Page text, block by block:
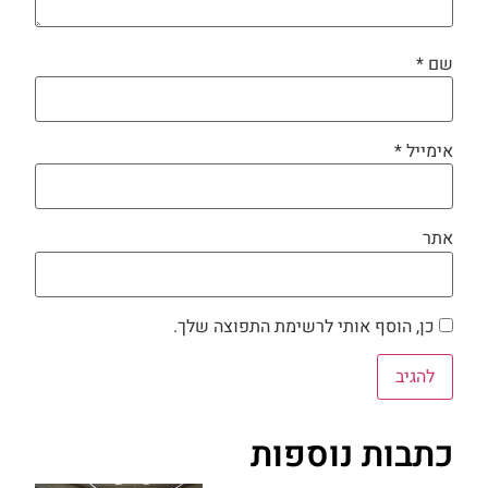
שם *
אימייל*
אתר
כן, הוסף אותי לרשימת התפוצה שלך.
כתבות נוספות